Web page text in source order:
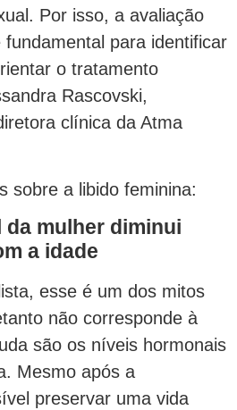
Por isso, a avaliação
para identificar
o tratamento
Rascovski,
clínica da Atma
sobre a libido feminina:
da mulher diminui
a idade
esse é um dos mitos
não corresponde à
são os níveis hormonais
Mesmo após a
preservar uma vida